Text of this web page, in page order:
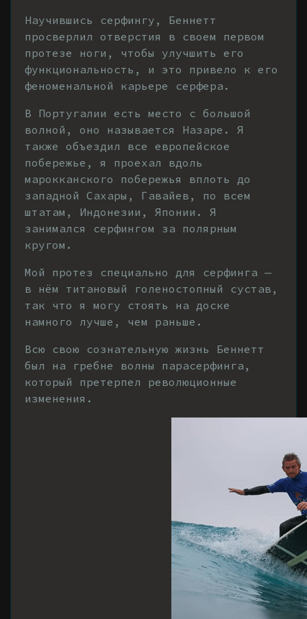
Научившись серфингу, Беннетт
просверлил отверстия в своем первом
протезе ноги, чтобы улучшить его
функциональность, и это привело к его
феноменальной карьере серфера.
В Португалии есть место с большой
волной, оно называется Назаре. Я
также объездил все европейское
побережье, я проехал вдоль
марокканского побережья вплоть до
западной Сахары, Гавайев, по всем
штатам, Индонезии, Японии. Я
занимался серфингом за полярным
кругом.
Мой протез специально для серфинга —
в нём титановый голеностопный сустав,
так что я могу стоять на доске
намного лучше, чем раньше.
Всю свою сознательную жизнь Беннетт
был на гребне волны парасерфинга,
который претерпел революционные
изменения.